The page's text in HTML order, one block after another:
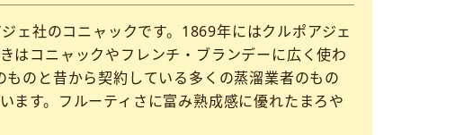
ェ社のコニャックです。1869年にはクルポアジェ
はコニャックやフレンチ・ブランデーに広く使わ
のと昔から契約している多くの蒸溜業者のもの
ます。フルーティさに富み熟成感に優れたまろや